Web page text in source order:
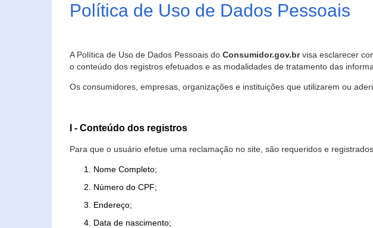
Política de Uso de Dados Pessoais
A Política de Uso de Dados Pessoais do Consumidor.gov.brvisa esclarecer
o conteúdo dos registros efetuados e as modalidades de tratamento das
Os consumidores, empresas, organizações e instituições que utilizarem ou
I - Conteúdo dos registros
Para que o usuário efetue uma reclamação no site, são requeridos e
Nome Completo;
Número do CPF;
Endereço;
Data de nascimento;